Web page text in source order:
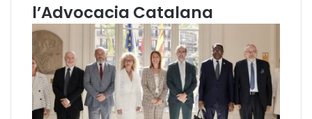
’
E
x
c
m
.
S
r
l’Advocacia Catalana